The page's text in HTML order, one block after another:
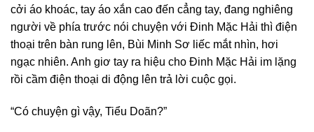
cởi áo khoác, tay áo xắn cao đến cẳng tay, đang nghiêng
người về phía trước nói chuyện với Đinh Mặc Hải thì điện
thoại trên bàn rung lên, Bùi Minh Sơ liếc mắt nhìn, hơi
ngạc nhiên. Anh giơ tay ra hiệu cho Đinh Mặc Hải im lặng
rồi cầm điện thoại di động lên trả lời cuộc gọi.
“Có chuyện gì vậy, Tiểu Doãn?”